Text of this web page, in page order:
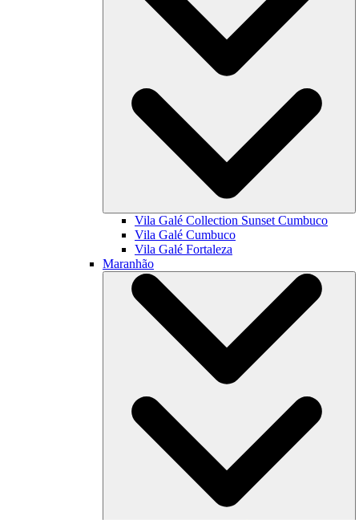
Vila Galé Collection Sunset Cumbuco
Vila Galé Cumbuco
Vila Galé Fortaleza
Maranhão